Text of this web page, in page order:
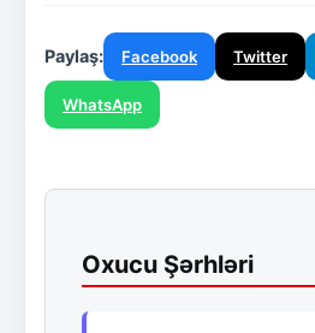
Paylaş: Facebook Twitter
WhatsApp
Oxucu Şərhləri